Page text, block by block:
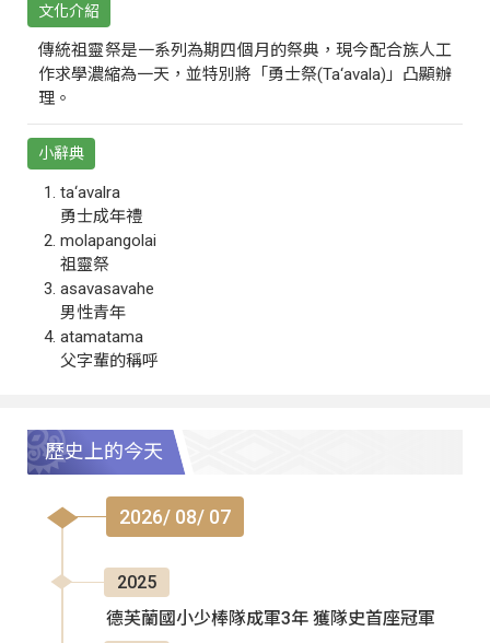
文化介紹
傳統祖靈祭是一系列為期四個月的祭典，現今配合族人工
作求學濃縮為一天，並特別將「勇士祭(Ta‘avala)」凸顯辦
理。
小辭典
ta‘avalra
勇士成年禮
molapangolai
祖靈祭
asavasavahe
男性青年
atamatama
父字輩的稱呼
歷史上的今天
2026/ 08/ 07
2025
德芙蘭國小少棒隊成軍3年 獲隊史首座冠軍